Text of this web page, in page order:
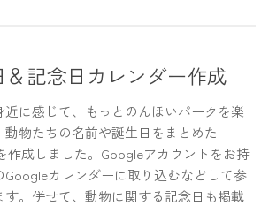
記念日カレンダー作成
に感じて、もっとのんほいパークを楽
動物たちの名前や誕生日をまとめた
作成しました。Googleアカウントをお持
Googleカレンダーに取り込むなどして参
す。併せて、動物に関する記念日も掲載